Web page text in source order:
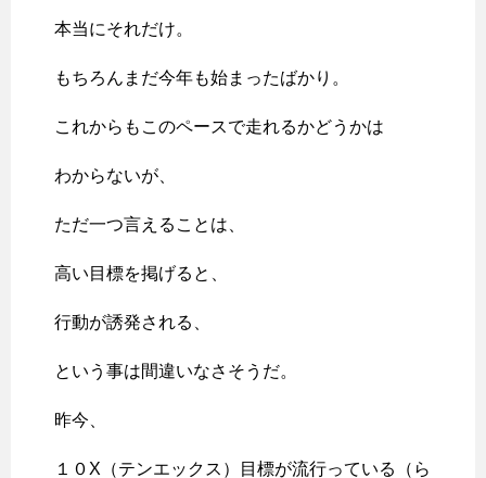
本当にそれだけ。
もちろんまだ今年も始まったばかり。
これからもこのペースで走れるかどうかは
わからないが、
ただ一つ言えることは、
高い目標を掲げると、
行動が誘発される、
という事は間違いなさそうだ。
昨今、
１０X（テンエックス）目標が流行っている（ら